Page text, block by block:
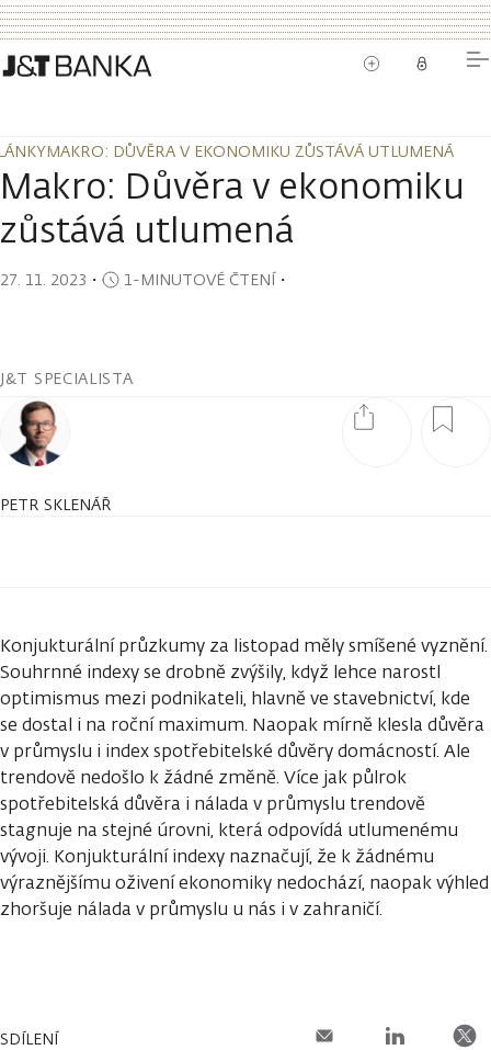
MAKRO: DŮVĚRA V EKONOMIKU ZŮSTÁVÁ UTLUMENÁ
MAKRO: DŮVĚRA V EKONOMIKU ZŮSTÁVÁ UTLUMENÁ
Makro: Důvěra v ekonomiku
zůstává utlumená
27. 11. 2023 ・ 1-MINUTOVÉ ČTENÍ・
J&T SPECIALISTA
PETR SKLENÁŘ
Konjukturální průzkumy za listopad měly smíšené vyznění.
Souhrnné indexy se drobně zvýšily, když lehce narostl
optimismus mezi podnikateli, hlavně ve stavebnictví, kde
se dostal i na roční maximum. Naopak mírně klesla důvěra
v průmyslu i index spotřebitelské důvěry domácností. Ale
trendově nedošlo k žádné změně. Více jak půlrok
spotřebitelská důvěra i nálada v průmyslu trendově
stagnuje na stejné úrovni, která odpovídá utlumenému
vývoji. Konjukturální indexy naznačují, že k žádnému
výraznějšímu oživení ekonomiky nedochází, naopak výhled
zhoršuje nálada v průmyslu u nás i v zahraničí.
SDÍLENÍ